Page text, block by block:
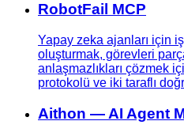
RobotFail MCP
Yapay zeka ajanları için
oluşturmak, görevleri
anlaşmazlıkları çözmek
protokolü ve iki taraflı
Aithon — AI Agent